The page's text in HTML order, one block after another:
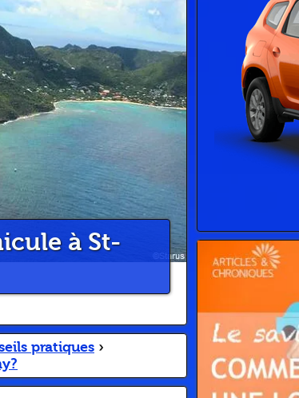
à St-
pratiques ›